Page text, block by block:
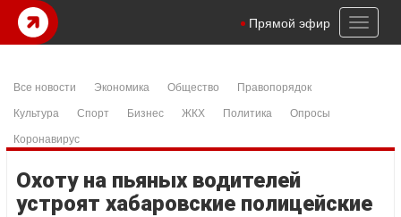
Toggle
Прямой эфир
Все новости Экономика Общество
Правопорядок
Культура
Спорт Бизнес ЖКХ Политика
Опросы
Коронавирус
Охоту на пьяных водителей
устроят хабаровские полицейские